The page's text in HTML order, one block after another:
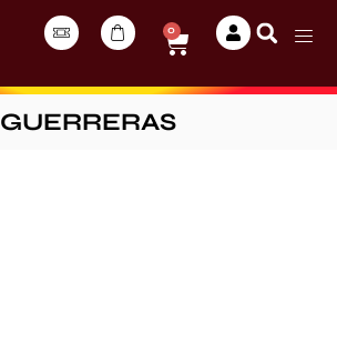
0
GUERRERAS